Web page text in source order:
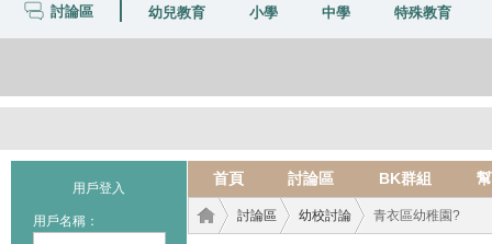
討論區 幼兒教育 小學 中學 特殊教育
用戶登入
用戶名稱：
首頁 討論區 BK群組
討論區 幼校討論 青衣區幼稚園?